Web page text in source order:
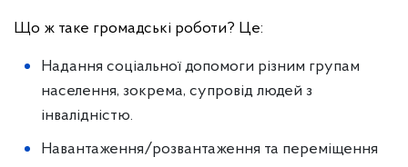
Що ж таке громадські роботи? Це:
Надання соціальної допомоги різним групам
населення, зокрема, супровід людей з
інвалідністю.
Навантаження/розвантаження та переміщення